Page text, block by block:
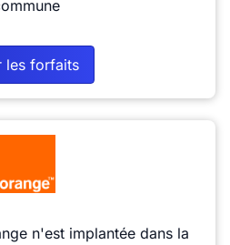
les forfaits
n'est implantée dans la